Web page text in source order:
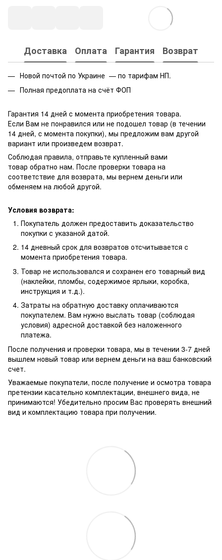
Доставка Оплата Гарантия Возврат
Новой почтой по Украине — по тарифам НП.
Полная предоплата на счёт ФОП
Гарантия 14 дней с момента приобретения товара.
Если Вам не понравился или не подошел товар (в течении
14 дней, с момента покупки), мы предложим вам другой
вариант или произведем возврат.
Соблюдая правила, отправьте купленный вами
товар обратно нам. После проверки товара на
соответствие для возврата, мы вернем деньги или
обменяем на любой другой.
Условия возврата:
Покупатель должен предоставить доказательство
покупки с указаной датой.
14 дневный срок для возвратов отсчитывается с
момента приобретения товара.
Товар не использовался и сохранен его товарный вид
(наклейки, пломбы, содержимое ярлыки, коробка,
инструкция и т.д.).
Затраты на обратную доставку оплачиваются
покупателем. Вам нужно выслать товар (соблюдая
условия) адресной доставкой без наложенного
платежа.
После получения и проверки товара, мы в течении 3-7 дней
вышлем новый товар или вернем деньги на ваш банковский
счет.
Уважаемые покупатели, после получение и осмотра товара
претензии касательно комплектации, внешнего вида, не
принимаются! Убедительно просим Вас проверять внешний
вид и комплектацию товара при получении.